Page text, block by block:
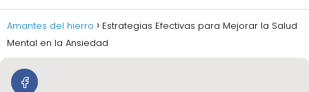
Amantes del hierro
Estrategias Efectivas para Mejorar la Salud
Mental en la Ansiedad